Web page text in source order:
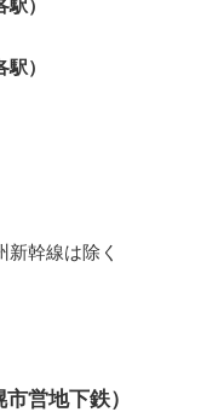
）
）
幹線は除く
営地下鉄）